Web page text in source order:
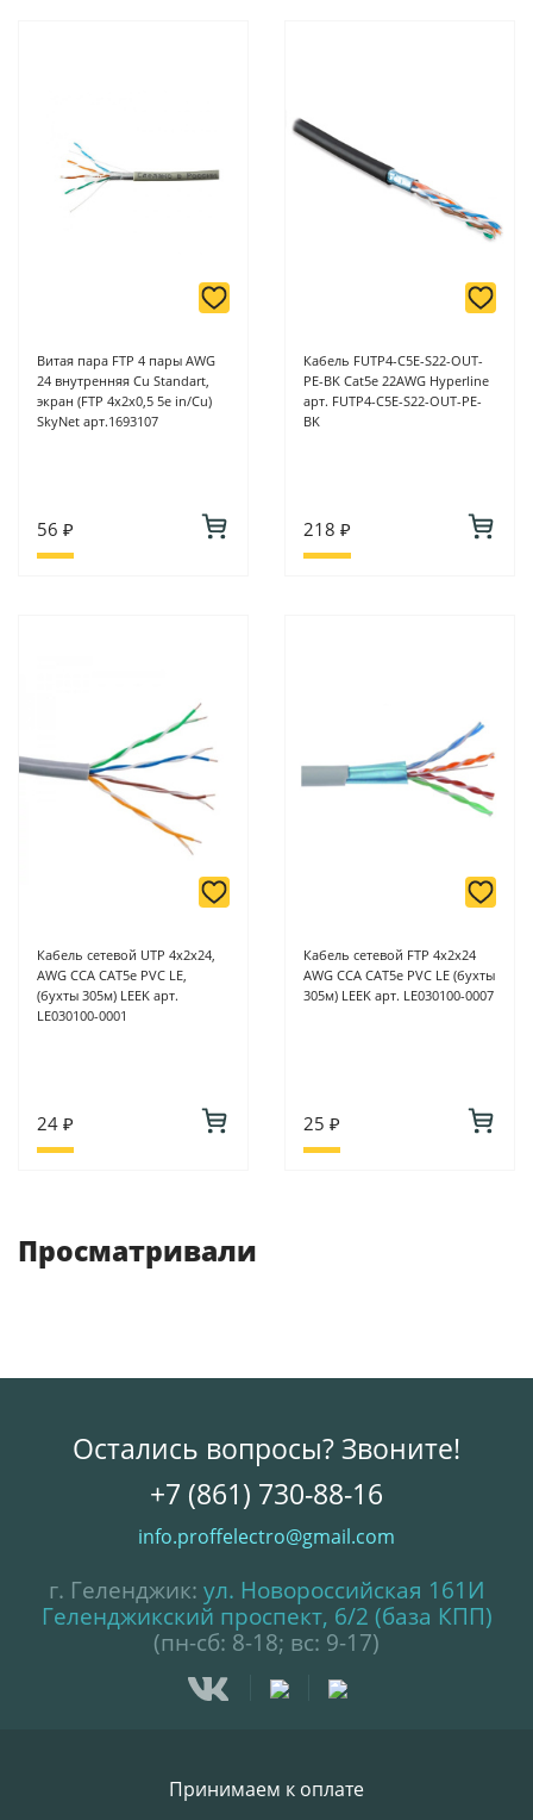
Подробнее о способах оплаты можно узнать здесь - "Оплата"
Витая пара FTP 4 пары AWG
24 внутренняя Cu Standart,
экран (FTP 4x2x0,5 5е in/Cu)
SkyNet арт.1693107
56 ₽
Кабель FUTP4-C5E-S22-OUT-
PE-BK Cat5e 22AWG Hyperline
арт. FUTP4-C5E-S22-OUT-PE-
BK
218 ₽
Кабель сетевой UTP 4х2х24,
AWG CCA CAT5e PVC LE,
(бухты 305м) LEEK арт.
LE030100-0001
24 ₽
Кабель сетевой FTP 4х2х24
AWG CCA CAT5e PVC LE (бухты
305м) LEEK арт. LE030100-0007
25 ₽
Просматривали
Остались вопросы? Звоните!
+7 (861) 730-88-16
info.proffelectro@gmail.com
г. Геленджик: ул. Новороссийская 161И
Геленджикский проспект, 6/2 (база КПП)
(пн-сб: 8-18; вс: 9-17)
Принимаем к оплате